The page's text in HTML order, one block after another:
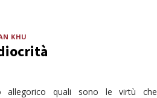
KHU
allegorico quali sono le virtù che